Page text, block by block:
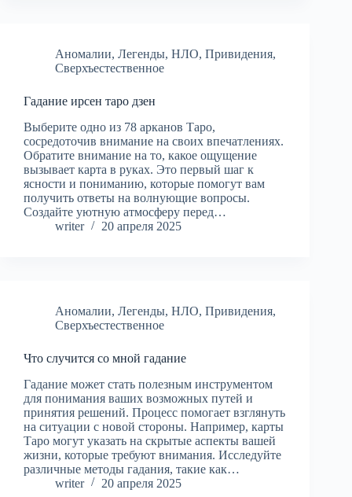
Аномалии, Легенды, НЛО, Привидения,
Сверхъестественное
Гадание ирсен таро дзен
Выберите одно из 78 арканов Таро,
сосредоточив внимание на своих впечатлениях.
Обратите внимание на то, какое ощущение
вызывает карта в руках. Это первый шаг к
ясности и пониманию, которые помогут вам
получить ответы на волнующие вопросы.
Создайте уютную атмосферу перед…
writer
20 апреля 2025
Аномалии, Легенды, НЛО, Привидения,
Сверхъестественное
Что случится со мной гадание
Гадание может стать полезным инструментом
для понимания ваших возможных путей и
принятия решений. Процесс помогает взглянуть
на ситуации с новой стороны. Например, карты
Таро могут указать на скрытые аспекты вашей
жизни, которые требуют внимания. Исследуйте
различные методы гадания, такие как…
writer
20 апреля 2025